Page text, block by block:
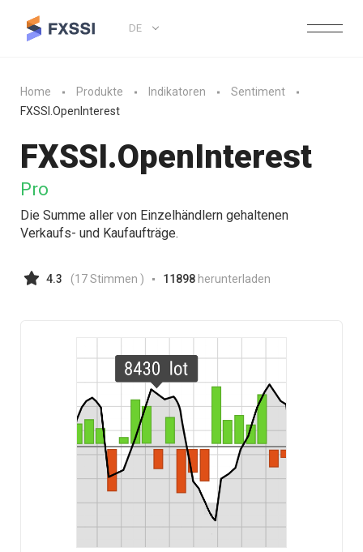
DE
Home Produkte Indikatoren
Sentiment
FXSSI.OpenInterest
FXSSI.OpenInterest
Pro
Die Summe aller von Einzelhändlern gehaltenen
Verkaufs- und Kaufaufträge.
4.3 (17Stimmen ) 11898 herunterladen